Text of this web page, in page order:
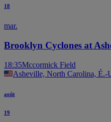
18
mar.
Brooklyn Cyclones at
18:35Mccormick Field
Asheville, North Carolina, É.-
août
19